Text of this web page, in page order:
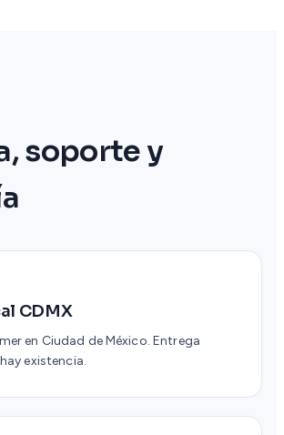
soporte y
CDMX
en Ciudad de México. Entrega
existencia.